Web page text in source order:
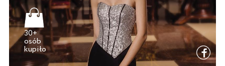
30+
osób
kupiło